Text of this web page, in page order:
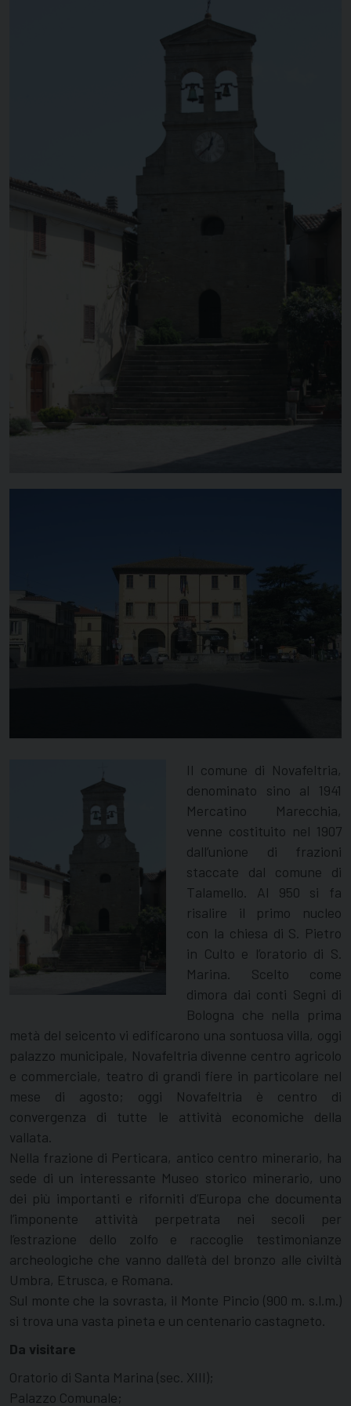
Il comune di Novafeltria,
denominato sino al 1941
Mercatino Marecchia,
venne costituito nel 1907
dall’unione di frazioni
staccate dal comune di
Talamello. Al 950 si fa
risalire il primo nucleo
con la chiesa di S. Pietro
in Culto e l’oratorio di S.
Marina. Scelto come
dimora dai conti Segni di
Bologna che nella prima
metà del seicento vi edificarono una sontuosa villa, oggi
palazzo municipale, Novafeltria divenne centro agricolo
e commerciale, teatro di grandi fiere in particolare nel
mese di agosto; oggi Novafeltria è centro di
convergenza di tutte le attività economiche della
vallata.
Nella frazione di Perticara, antico centro minerario, ha
sede di un interessante Museo storico minerario, uno
dei più importanti e riforniti d’Europa che documenta
l’imponente attività perpetrata nei secoli per
l’estrazione dello zolfo e raccoglie testimonianze
archeologiche che vanno dall’età del bronzo alle civiltà
Umbra, Etrusca, e Romana.
Sul monte che la sovrasta, il Monte Pincio (900 m. s.l.m.)
si trova una vasta pineta e un centenario castagneto.
Da visitare
Oratorio di Santa Marina (sec. XIII);
Palazzo Comunale;